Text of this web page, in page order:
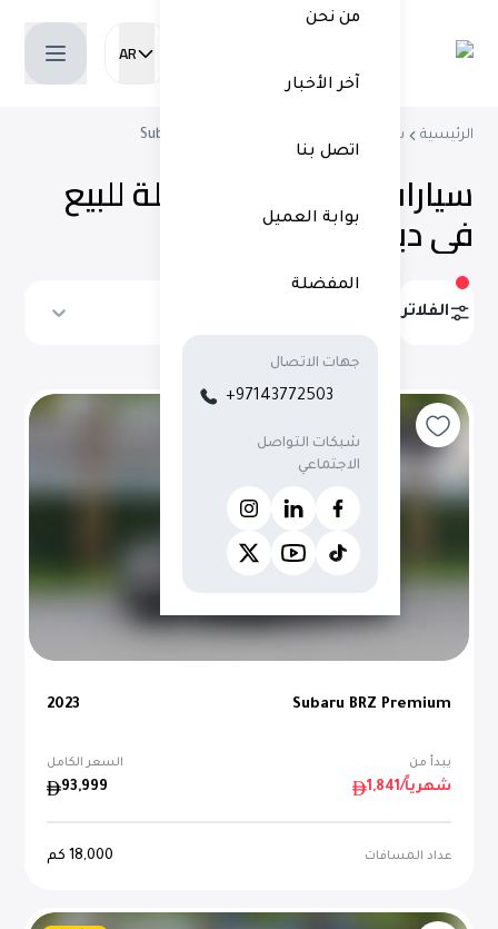
AR
Current language:
من نحن
آخر الأخبار
اتصل بنا
بوابة العميل
المفضلة
جهات الاتصال
+97143772503
شبكات التواصل
الاجتماعي
الرئيسية شراء سيارات مستعملة
سيارات سوبارو مستعملة للبيع
في دبي (2 نتائج )
الفلاتر
Subaru BRZ Premium
2023
يبدأ من السعر الكامل
1,841 /شهرياً 93,999
عداد المسافات 18,000 كم